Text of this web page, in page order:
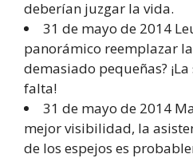
deberían juzgar la vida.
31 de mayo de 2014
panorámico reemplazar
demasiado pequeñas?
falta!
31 de mayo de 2014
mejor visibilidad, la
de los espejos es